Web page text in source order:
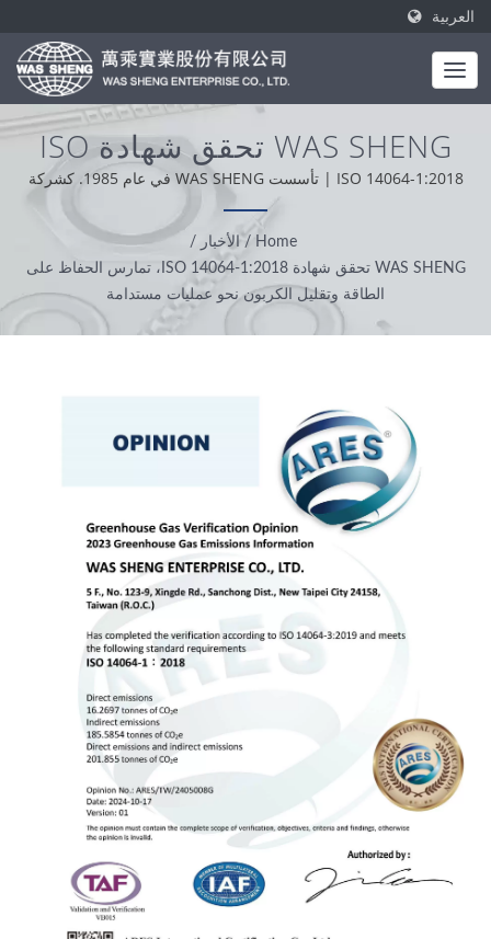
العربية
WAS SHENG تحقق شهادة ISO
14064-1:2018، تمارس الحفاظ
على الطاقة وتقليل الكربون نحو
عمليات مستدامة | تصنيع مكونات
المعادن النحاسية والفولاذية |
WAS SHENG
ISO 14064-1:2018 | تأسست WAS SHENG في عام 1985. كشركة
تصنيع شاملة، قيمتنا الأساسية هي الاحترافية والراحة وحل المشكلات. بناءً
على دعم عملائنا من جميع أنحاء العالم، نعمل بنزاهة وبموقف عملي
وموثوق لتقديم أفضل الخدمات والمنتجات.
Home
/ الأخبار
/
WAS SHENG تحقق شهادة ISO 14064-1:2018، تمارس الحفاظ على
الطاقة وتقليل الكربون نحو عمليات مستدامة